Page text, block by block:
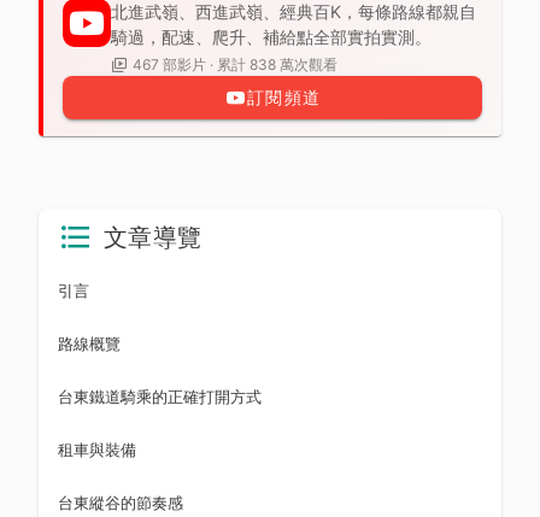
北進武嶺、西進武嶺、經典百K，每條路線都親自
騎過，配速、爬升、補給點全部實拍實測。
467 部影片 · 累計 838 萬次觀看
訂閱頻道
文章導覽
引言
路線概覽
台東鐵道騎乘的正確打開方式
租車與裝備
台東縱谷的節奏感